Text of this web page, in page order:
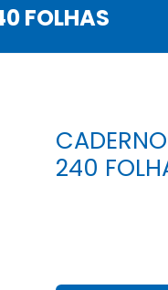
FOLHAS
240